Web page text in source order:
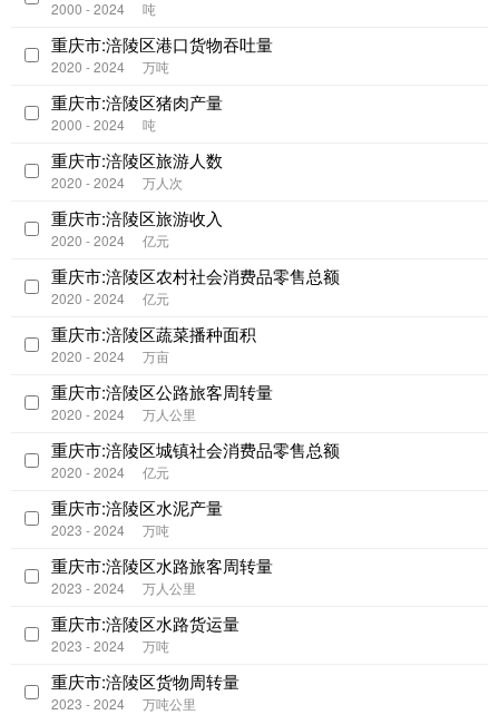
2000 - 2024 吨
重庆市:涪陵区港口货物吞吐量
2020 - 2024 万吨
重庆市:涪陵区猪肉产量
2000 - 2024 吨
重庆市:涪陵区旅游人数
2020 - 2024 万人次
重庆市:涪陵区旅游收入
2020 - 2024 亿元
重庆市:涪陵区农村社会消费品零售总额
2020 - 2024 亿元
重庆市:涪陵区蔬菜播种面积
2020 - 2024 万亩
重庆市:涪陵区公路旅客周转量
2020 - 2024 万人公里
重庆市:涪陵区城镇社会消费品零售总额
2020 - 2024 亿元
重庆市:涪陵区水泥产量
2023 - 2024 万吨
重庆市:涪陵区水路旅客周转量
2023 - 2024 万人公里
重庆市:涪陵区水路货运量
2023 - 2024 万吨
重庆市:涪陵区货物周转量
2023 - 2024 万吨公里